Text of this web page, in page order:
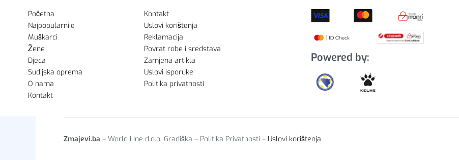
Početna
Najpopularnije
Muškarci
Žene
Djeca
Sudijska oprema
O nama
Kontakt
Kontakt
Uslovi korištenja
Reklamacija
Povrat robe i sredstava
Zamjena artikla
Uslovi isporuke
Politika privatnosti
Powered by:
Zmajevi.ba – World Line d.o.o. Gradiška – Politika Privatnosti – Uslovi korištenja